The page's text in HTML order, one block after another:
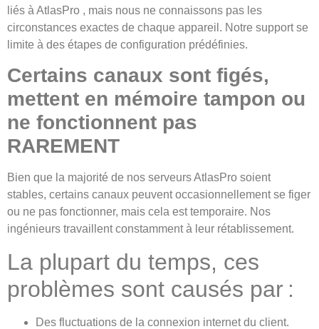
liés à AtlasPro , mais nous ne connaissons pas les
circonstances exactes de chaque appareil. Notre support se
limite à des étapes de configuration prédéfinies.
Certains canaux sont figés,
mettent en mémoire tampon ou
ne fonctionnent pas
RAREMENT
Bien que la majorité de nos serveurs AtlasPro soient
stables, certains canaux peuvent occasionnellement se figer
ou ne pas fonctionner, mais cela est temporaire. Nos
ingénieurs travaillent constamment à leur rétablissement.
La plupart du temps, ces
problèmes sont causés par :
Des fluctuations de la connexion internet du client.